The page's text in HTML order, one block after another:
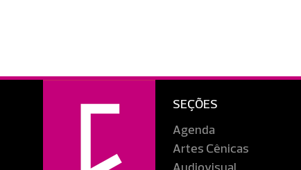
SEÇÕES
Agenda
Artes Cênicas